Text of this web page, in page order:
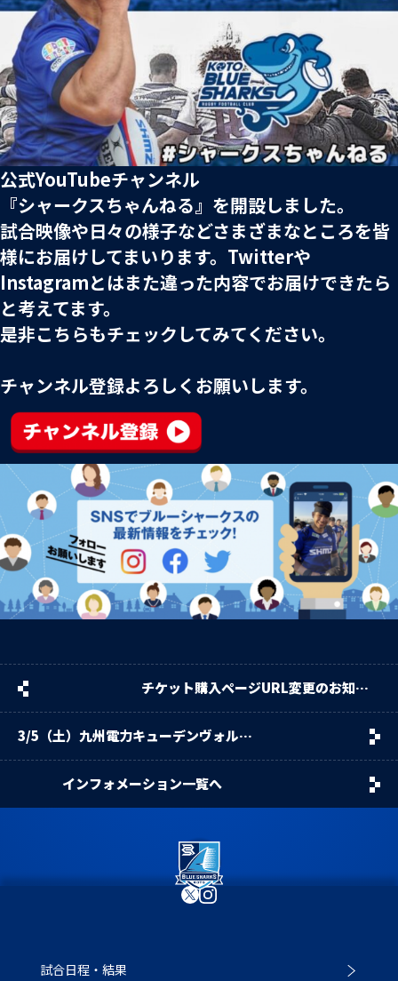
公式YouTubeチャンネル
『シャークスちゃんねる』を開設しました。
試合映像や日々の様子などさまざまなところを皆
様にお届けしてまいります。Twitterや
Instagramとはまた違った内容でお届けできたら
と考えてます。
是非こちらもチェックしてみてください。
チャンネル登録よろしくお願いします。
チケット購入ページURL変更のお知ら
せ
3/5（土）九州電力キューデンヴォルテ
クス戦のお知らせ
インフォメーション一覧へ
試合日程・結果